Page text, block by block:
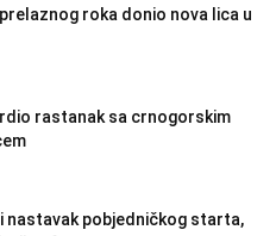
roka donio nova lica u
rastanak sa crnogorskim
nastavak pobjedničkog starta,